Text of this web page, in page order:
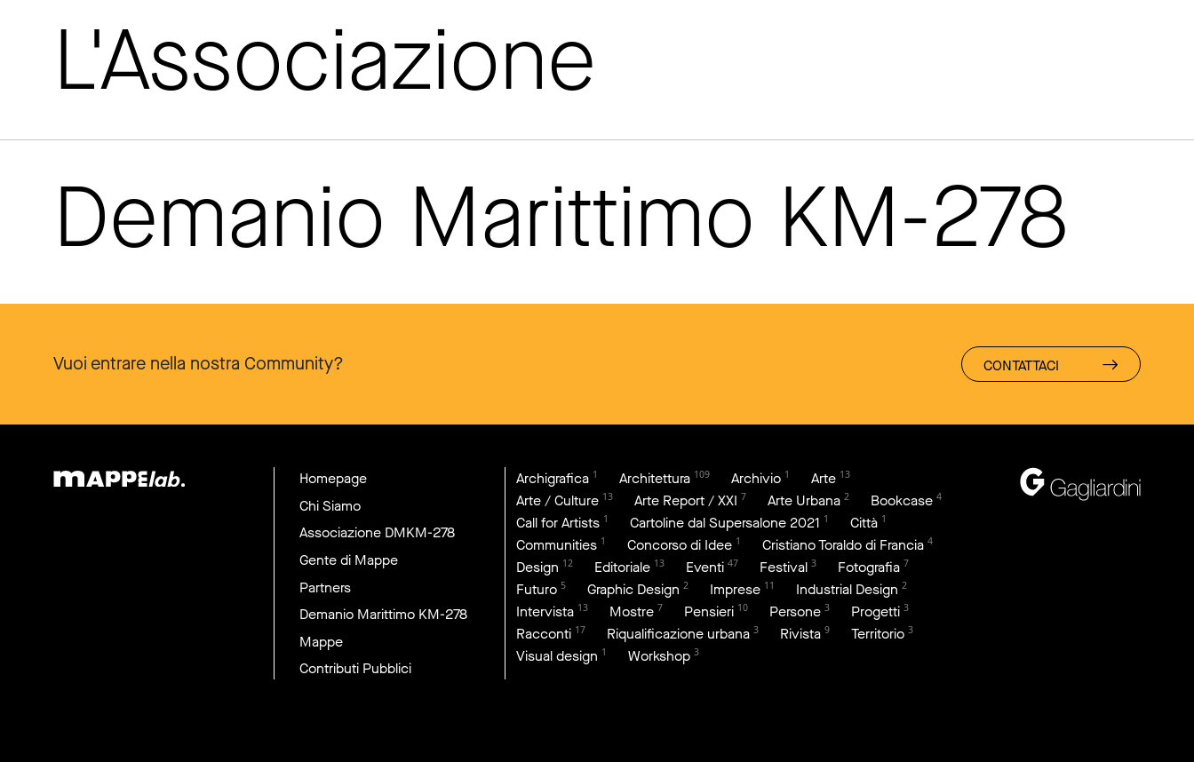
L'Associazione
Demanio Marittimo KM-278
Vuoi entrare nella nostra Community? CONTATTACI
Homepage
Chi Siamo
Associazione DMKM-278
Gente di Mappe
Partners
Demanio Marittimo KM-278
Mappe
Contributi Pubblici
Archigrafica 1 Architettura 109 Archivio 1 Arte 13
Arte / Culture 13 Arte Report / XXI 7 Arte Urbana 2 Bookcase 4
Call for Artists 1 Cartoline dal Supersalone 2021 1 Città 1
Communities 1 Concorso di Idee 1 Cristiano Toraldo di Francia 4
Design 12 Editoriale 13 Eventi 47 Festival 3 Fotografia 7
Futuro 5 Graphic Design 2 Imprese 11 Industrial Design 2
Intervista 13 Mostre 7 Pensieri 10 Persone 3 Progetti 3
Racconti 17 Riqualificazione urbana 3 Rivista 9 Territorio 3
Visual design 1 Workshop 3